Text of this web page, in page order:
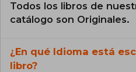
Todos los libros de
catálogo son Originales.
¿En qué Idioma está
libro?